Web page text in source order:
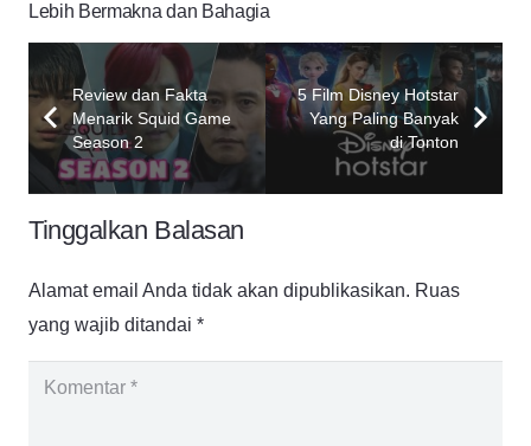
Lebih Bermakna dan Bahagia
Review dan Fakta
Menarik Squid Game
Season 2
5 Film Disney Hotstar
Yang Paling Banyak
di Tonton
Tinggalkan Balasan
Alamat email Anda tidak akan dipublikasikan. Ruas
yang wajib ditandai *